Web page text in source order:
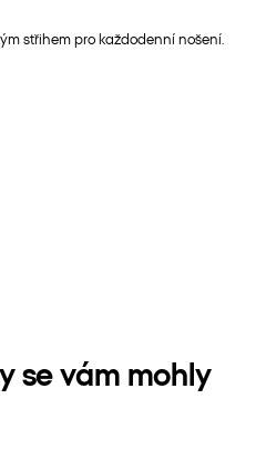
střihem pro každodenní nošení.
se vám mohly